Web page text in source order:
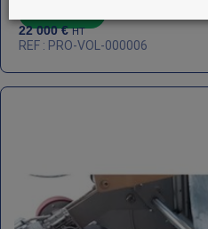
22 000€ HT
REF : PRO-VOL-000006